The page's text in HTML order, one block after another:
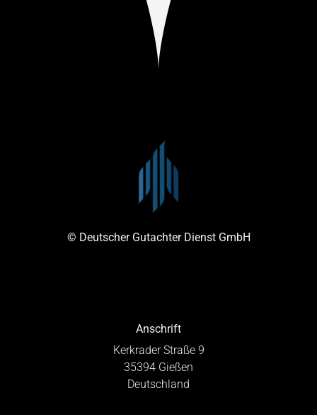
© Deutscher Gutachter Dienst GmbH
Anschrift
Kerkrader Straße 9
35394 Gießen
Deutschland